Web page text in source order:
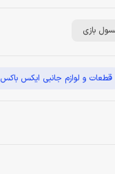
بازی
قطعات و لوازم جانبی ایکس باکس